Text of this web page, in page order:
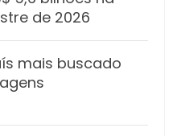
de 2026
mais buscado